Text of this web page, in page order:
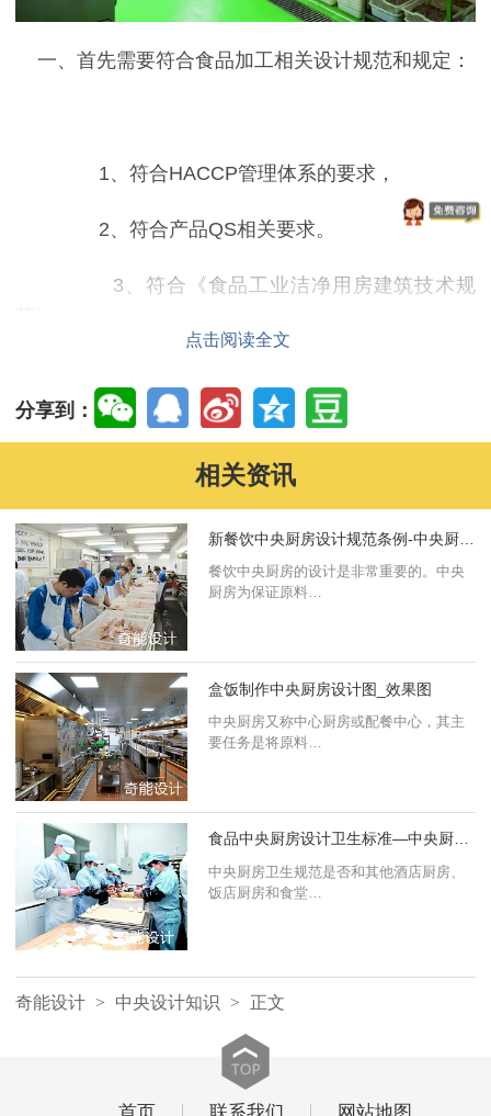
一、首先需要符合食品加工相关设计规范和规定：
1、符合HACCP管理体系的要求，
2、符合产品QS相关要求。
3、符合《食品工业洁净用房建筑技术规
二、按照功能进行严格分区
1、对各个区域进行严格的温度分区。
2、洁净区与污染区严格区分。
3、加工车间洁净度保障体系的建立：设入
货区、原料储存区、加工区、
出货区，严格区开。
三、平面布局
1、应符合产品加工工艺，物流、气流、废
弃物流顺畅；
2、人员进入车间，进行一次，二次更衣，
风淋，洗手，消毒，不可直接进入车间；
3、操作人员直接到达各自的操作区域，避
免清洁区与污染区人员动线相互交叉；
4、避免污染物和非污染物的动线交叉；避
免生、熟品之间的相互交叉；
点击阅读全文
分享到：
相关资讯
新餐饮中央厨房设计规范条例-中央厨房设计
餐饮中央厨房的设计是非常重要的。中央
厨房为保证原料…
盒饭制作中央厨房设计图_效果图
中央厨房又称中心厨房或配餐中心，其主
要任务是将原料…
食品中央厨房设计卫生标准—中央厨房设计
中央厨房卫生规范是否和其他酒店厨房、
饭店厨房和食堂…
奇能设计 > 中央设计知识 > 正文